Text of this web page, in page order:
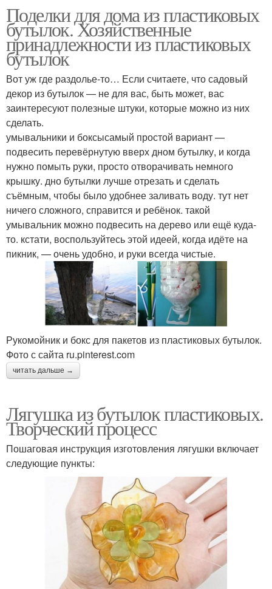
Поделки для дома из пластиковых
бутылок. Хозяйственные
принадлежности из пластиковых
бутылок
Вот уж где раздолье-то… Если считаете, что садовый
декор из бутылок — не для вас, быть может, вас
заинтересуют полезные штуки, которые можно из них
сделать.
умывальники и боксысамый простой вариант —
подвесить перевёрнутую вверх дном бутылку, и когда
нужно помыть руки, просто отворачивать немного
крышку. дно бутылки лучше отрезать и сделать
съёмным, чтобы было удобнее заливать воду. тут нет
ничего сложного, справится и ребёнок. такой
умывальник можно подвесить на дерево или ещё куда-
то. кстати, воспользуйтесь этой идеей, когда идёте на
пикник, — очень удобно, и руки всегда чистые.
Рукомойник и бокс для пакетов из пластиковых бутылок.
Фото с сайта ru.pinterest.com
читать дальше →
Лягушка из бутылок пластиковых.
Творческий процесс
Пошаговая инструкция изготовления лягушки включает
следующие пункты: